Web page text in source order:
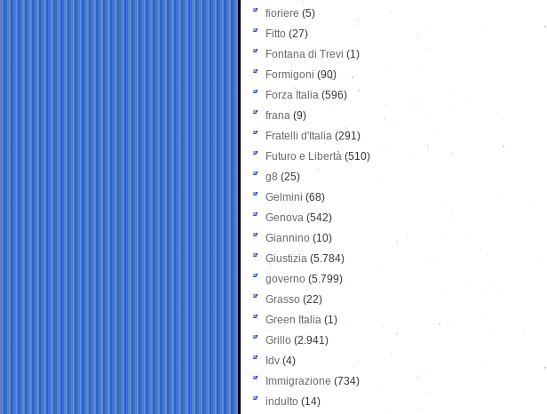
fioriere (5)
Fitto (27)
Fontana di Trevi (1)
Formigoni (90)
Forza Italia (596)
frana (9)
Fratelli d'Italia (291)
Futuro e Libertà (510)
g8 (25)
Gelmini (68)
Genova (542)
Giannino (10)
Giustizia (5.784)
governo (5.799)
Grasso (22)
Green Italia (1)
Grillo (2.941)
Idv (4)
Immigrazione (734)
indulto (14)